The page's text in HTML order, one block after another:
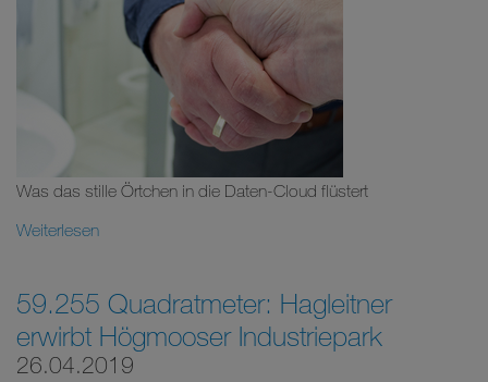
Was das stille Örtchen in die Daten-Cloud flüstert
Weiterlesen
59.255 Quadratmeter: Hagleitner
erwirbt Högmooser Industriepark
26.04.2019